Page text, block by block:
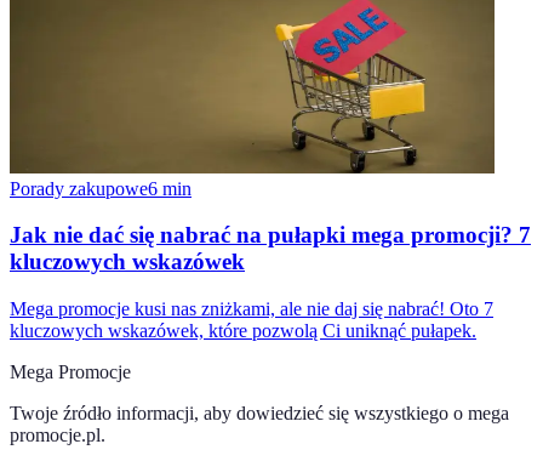
Porady zakupowe6 min
Jak nie dać się nabrać na pułapki mega promocji? 7
kluczowych wskazówek
Mega promocje kusi nas zniżkami, ale nie daj się nabrać! Oto 7
kluczowych wskazówek, które pozwolą Ci uniknąć pułapek.
Mega Promocje
Twoje źródło informacji, aby dowiedzieć się wszystkiego o mega
promocje.pl.